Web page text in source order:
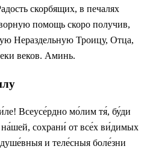
скорбящих, в печалях
помощь скоро получив,
Нераздельную Троицу, Отца,
веков. Аминь.
Всеусе́рдно мо́лим тя́, бу́ди
сохрани́ от все́х ви́димых
и теле́сныя боле́зни